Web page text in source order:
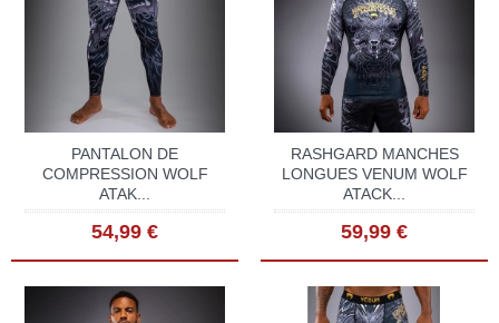
PANTALON DE
COMPRESSION WOLF
ATAK...
54,99 €
RASHGARD MANCHES
LONGUES VENUM WOLF
ATACK...
59,99 €